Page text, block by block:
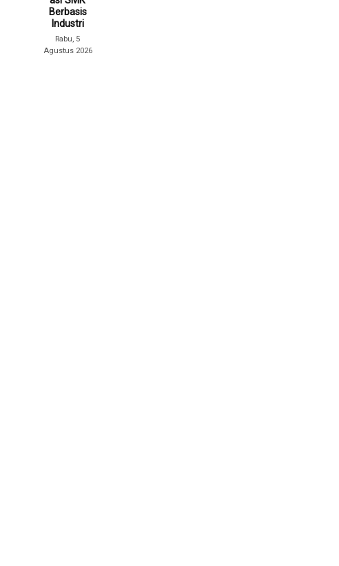
Berbasis
Industri
Rabu, 5
Agustus 2026